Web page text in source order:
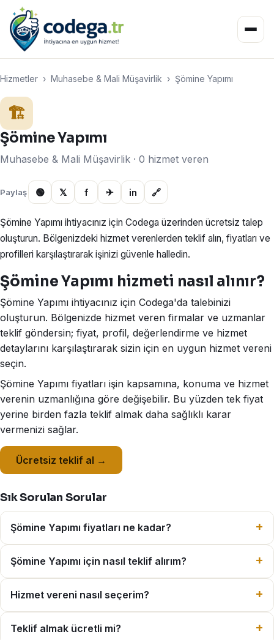
Hizmetler › Muhasebe & Mali Müşavirlik › Şömine Yapımı
🏗️
Şömine Yapımı
Muhasebe & Mali Müşavirlik · 0 hizmet veren
Paylaş 🟢 𝕏 f ✈ in 🔗
Şömine Yapımı ihtiyacınız için Codega üzerinden ücretsiz talep
oluşturun. Bölgenizdeki hizmet verenlerden teklif alın, fiyatları ve
profilleri karşılaştırarak işinizi güvenle halledin.
Şömine Yapımı hizmeti nasıl alınır?
Şömine Yapımı ihtiyacınız için Codega'da talebinizi
oluşturun. Bölgenizde hizmet veren firmalar ve uzmanlar
teklif göndersin; fiyat, profil, değerlendirme ve hizmet
detaylarını karşılaştırarak sizin için en uygun hizmet vereni
seçin.
Şömine Yapımı fiyatları işin kapsamına, konuma ve hizmet
verenin uzmanlığına göre değişebilir. Bu yüzden tek fiyat
yerine birden fazla teklif almak daha sağlıklı karar
vermenizi sağlar.
Ücretsiz teklif al →
Sık Sorulan Sorular
Şömine Yapımı fiyatları ne kadar?
Şömine Yapımı için nasıl teklif alırım?
Hizmet vereni nasıl seçerim?
Teklif almak ücretli mi?